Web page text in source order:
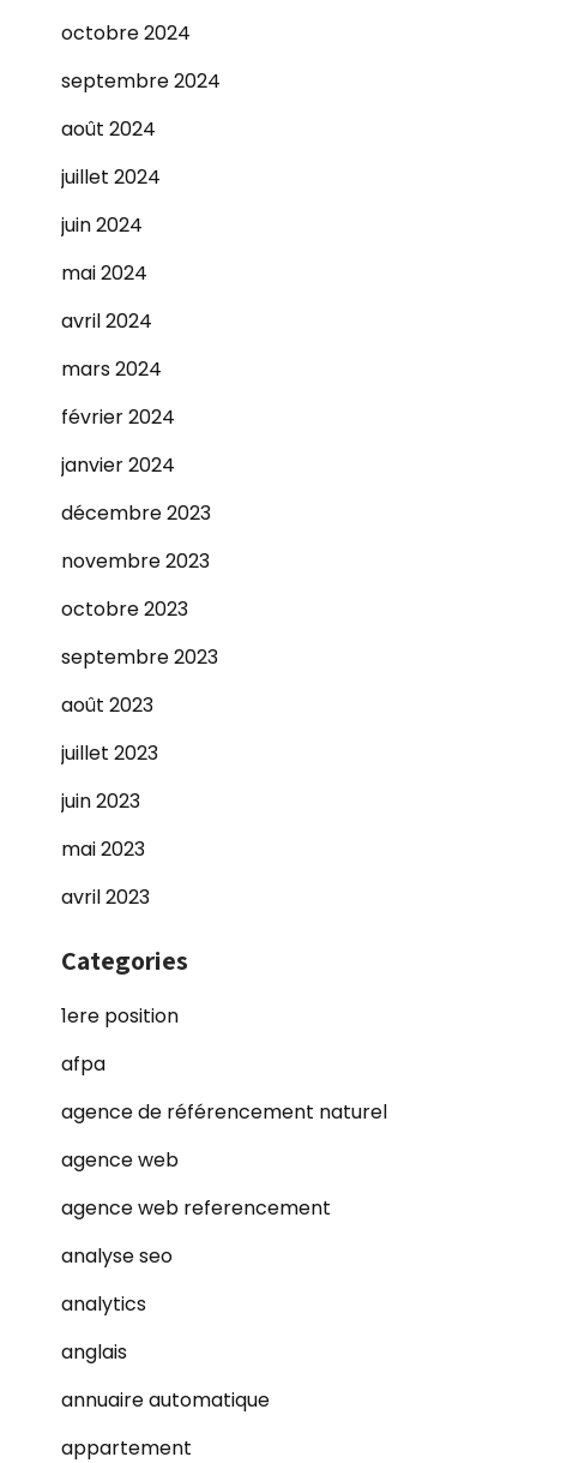
octobre 2024
septembre 2024
août 2024
juillet 2024
juin 2024
mai 2024
avril 2024
mars 2024
février 2024
janvier 2024
décembre 2023
novembre 2023
octobre 2023
septembre 2023
août 2023
juillet 2023
juin 2023
mai 2023
avril 2023
Categories
1ere position
afpa
agence de référencement naturel
agence web
agence web referencement
analyse seo
analytics
anglais
annuaire automatique
appartement